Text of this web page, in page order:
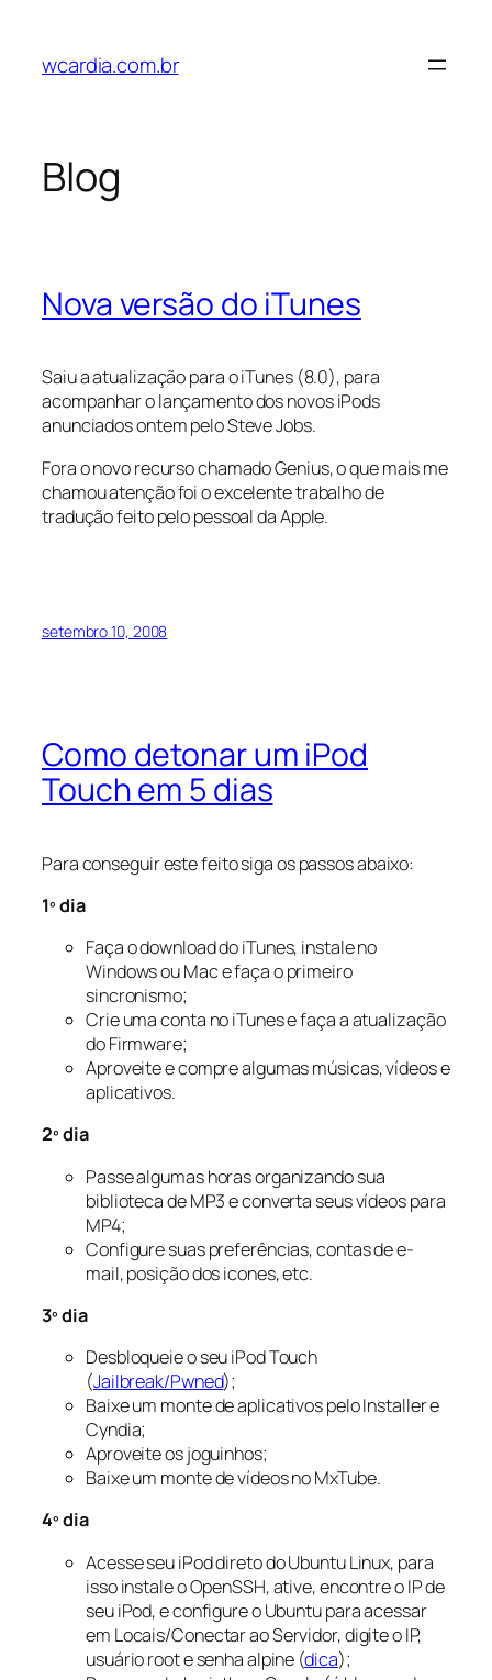
wcardia.com.br
Blog
Nova versão do iTunes
Saiu a atualização para o iTunes (8.0), para
acompanhar o lançamento dos novos iPods
anunciados ontem pelo Steve Jobs.
Fora o novo recurso chamado Genius, o que mais me
chamou atenção foi o excelente trabalho de
tradução feito pelo pessoal da Apple.
setembro 10, 2008
Como detonar um iPod
Touch em 5 dias
Para conseguir este feito siga os passos abaixo:
1º dia
Faça o download do iTunes, instale no
Windows ou Mac e faça o primeiro
sincronismo;
Crie uma conta no iTunes e faça a atualização
do Firmware;
Aproveite e compre algumas músicas, vídeos e
aplicativos.
2º dia
Passe algumas horas organizando sua
biblioteca de MP3 e converta seus vídeos para
MP4;
Configure suas preferências, contas de e-
mail, posição dos icones, etc.
3º dia
Desbloqueie o seu iPod Touch
(Jailbreak/Pwned);
Baixe um monte de aplicativos pelo Installer e
Cyndia;
Aproveite os joguinhos;
Baixe um monte de vídeos no MxTube.
4º dia
Acesse seu iPod direto do Ubuntu Linux, para
isso instale o OpenSSH, ative, encontre o IP de
seu iPod, e configure o Ubuntu para acessar
em Locais/Conectar ao Servidor, digite o IP,
usuário root e senha alpine (dica);